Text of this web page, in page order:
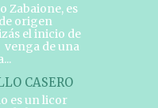
Zabaione, es
origen
el inicio de
venga de una
CASERO
es un licor